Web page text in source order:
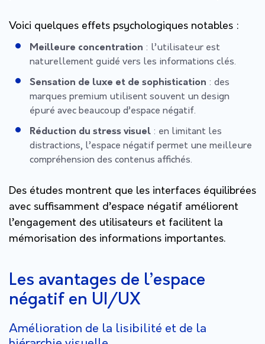
Voici quelques effets psychologiques notables :
Meilleure concentration : l’utilisateur est
naturellement guidé vers les informations clés.
Sensation de luxe et de sophistication : des
marques premium utilisent souvent un design
épuré avec beaucoup d’espace négatif.
Réduction du stress visuel : en limitant les
distractions, l’espace négatif permet une meilleure
compréhension des contenus affichés.
Des études montrent que les interfaces équilibrées
avec suffisamment d’espace négatif améliorent
l’engagement des utilisateurs et facilitent la
mémorisation des informations importantes.
Les avantages de l’espace
négatif en UI/UX
Amélioration de la lisibilité et de la